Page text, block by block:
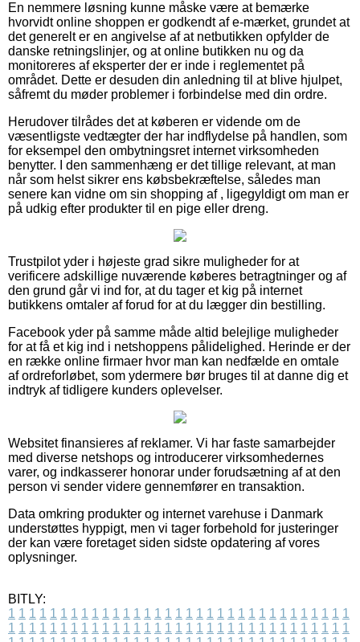
En nemmere løsning kunne måske være at bemærke
hvorvidt online shoppen er godkendt af e-mærket, grundet at
det generelt er en angivelse af at netbutikken opfylder de
danske retningslinjer, og at online butikken nu og da
monitoreres af eksperter der er inde i reglementet på
området. Dette er desuden din anledning til at blive hjulpet,
såfremt du møder problemer i forbindelse med din ordre.
Herudover tilrådes det at køberen er vidende om de
væsentligste vedtægter der har indflydelse på handlen, som
for eksempel den ombytningsret internet virksomheden
benytter. I den sammenhæng er det tillige relevant, at man
når som helst sikrer ens købsbekræftelse, således man
senere kan vidne om sin shopping af , ligegyldigt om man er
på udkig efter produkter til en pige eller dreng.
Trustpilot yder i højeste grad sikre muligheder for at
verificere adskillige nuværende køberes betragtninger og af
den grund går vi ind for, at du tager et kig på internet
butikkens omtaler af forud for at du lægger din bestilling.
Facebook yder på samme måde altid belejlige muligheder
for at få et kig ind i netshoppens pålidelighed. Herinde er der
en række online firmaer hvor man kan nedfælde en omtale
af ordreforløbet, som ydermere bør bruges til at danne dig et
indtryk af tidligere kunders oplevelser.
Websitet finansieres af reklamer. Vi har faste samarbejder
med diverse netshops og introducerer virksomhedernes
varer, og indkasserer honorar under forudsætning af at den
person vi sender videre gennemfører en transaktion.
Data omkring produkter og internet varehuse i Danmark
understøttes hyppigt, men vi tager forbehold for justeringer
der kan være foretaget siden sidste opdatering af vores
oplysninger.
BITLY:
1 1 1 1 1 1 1 1 1 1 1 1 1 1 1 1 1 1 1 1 1 1 1 1 1 1 1 1 1 1 1 1 1
1 1 1 1 1 1 1 1 1 1 1 1 1 1 1 1 1 1 1 1 1 1 1 1 1 1 1 1 1 1 1 1 1